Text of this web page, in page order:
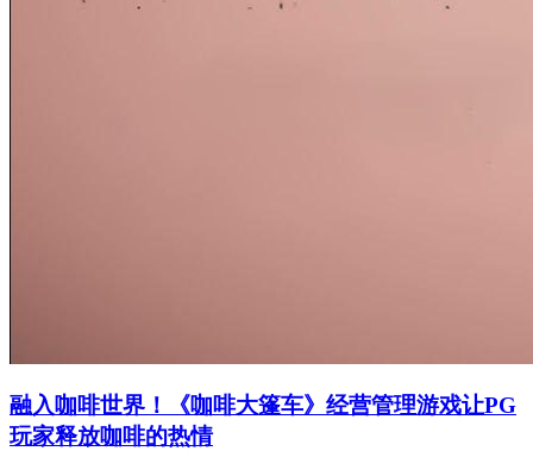
融入咖啡世界！《咖啡大篷车》经营管理游戏让PG
玩家释放咖啡的热情